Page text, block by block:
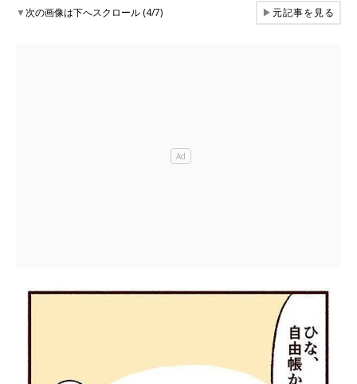
▼次の画像は下へスクロール (4/7) ▶元記事を見る